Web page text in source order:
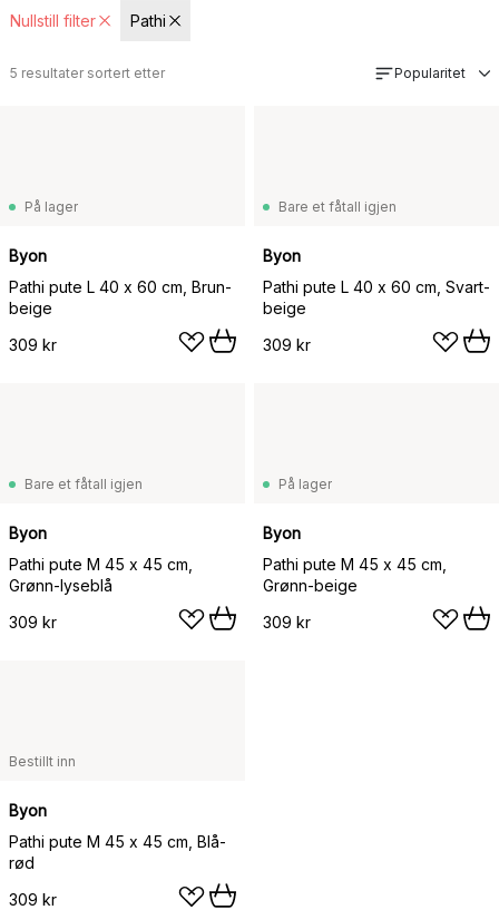
Nullstill filter Pathi
5 resultater sortert etter Popularitet
På lager
Byon
Pathi pute L 40 x 60 cm, Brun-
beige
309 kr
Bare et fåtall igjen
Byon
Pathi pute L 40 x 60 cm, Svart-
beige
309 kr
Bare et fåtall igjen
Byon
Pathi pute M 45 x 45 cm,
Grønn-lyseblå
309 kr
På lager
Byon
Pathi pute M 45 x 45 cm,
Grønn-beige
309 kr
Bestillt inn
Byon
Pathi pute M 45 x 45 cm, Blå-
rød
309 kr